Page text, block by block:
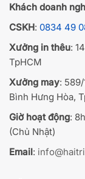
Khách doanh
CSKH: 0834 49
Xưởng in thêu:
TpHCM
Xưởng may:
Bình Hưng Hòa,
Giờ hoạt động:
(Chủ Nhật)
Email: